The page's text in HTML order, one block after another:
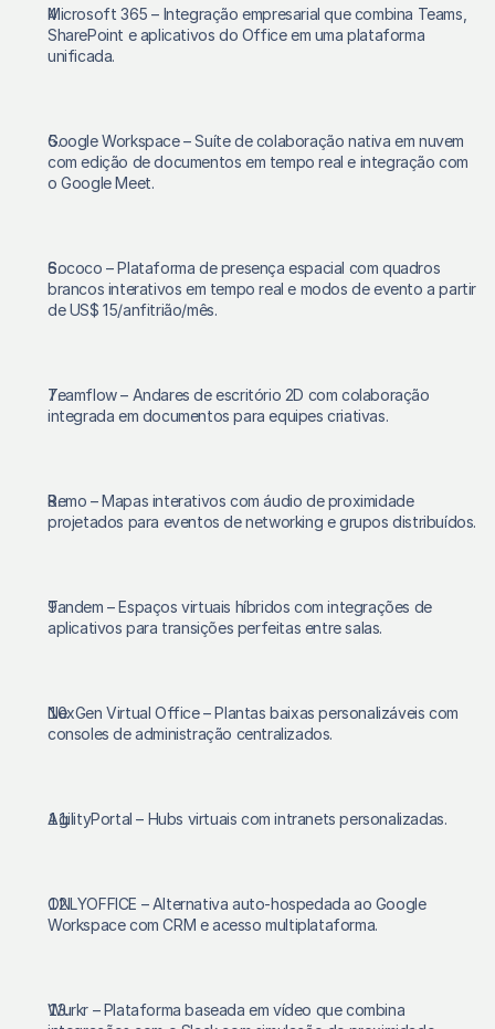
Microsoft 365 – Integração empresarial que combina Teams,
SharePoint e aplicativos do Office em uma plataforma
unificada.
Google Workspace – Suíte de colaboração nativa em nuvem
com edição de documentos em tempo real e integração com
o Google Meet.
Sococo – Plataforma de presença espacial com quadros
brancos interativos em tempo real e modos de evento a partir
de US$ 15/anfitrião/mês.
Teamflow – Andares de escritório 2D com colaboração
integrada em documentos para equipes criativas.
Remo – Mapas interativos com áudio de proximidade
projetados para eventos de networking e grupos distribuídos.
Tandem – Espaços virtuais híbridos com integrações de
aplicativos para transições perfeitas entre salas.
NexGen Virtual Office – Plantas baixas personalizáveis com
consoles de administração centralizados.
AgilityPortal – Hubs virtuais com intranets personalizadas.
ONLYOFFICE – Alternativa auto-hospedada ao Google
Workspace com CRM e acesso multiplataforma.
Wurkr – Plataforma baseada em vídeo que combina